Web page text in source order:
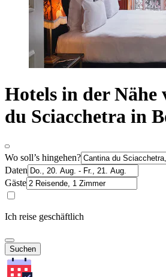
Hotels in der Nähe
du Sciacchetra in
Wo soll’s hingehen?
Daten
Gäste
Ich reise geschäftlich
Suchen